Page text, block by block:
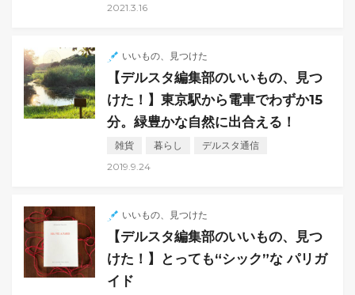
2021.3.16
いいもの、見つけた
【デルスタ編集部のいいもの、見つ
けた！】東京駅から電車でわずか15
分。緑豊かな自然に出合える！
雑貨 暮らし
デルスタ通信
2019.9.24
いいもの、見つけた
【デルスタ編集部のいいもの、見つ
けた！】とっても“シック”な パリガ
イド